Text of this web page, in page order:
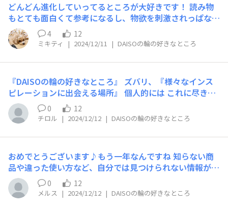
どんどん進化していってるところが大好きです！ 読み物
もとても面白くて参考になるし、物欲を刺激されっぱなし
です。 いろんな方が選ぶダイソーさん商品も拝見でき
て、自分では気づかない商品や知らなかった商品を知れた
り。 何よりいつも事務局の皆さんの温かいコメントが嬉
しい〜！！ これからもずっと投稿させてもらいつつ、参
4 12
ミキティ | 2024/12/11 | DAISOの輪の好きなところ
『DAISOの輪の好きなところ』 ズバリ、『様々なインス
ピレーションに出会える場所』 個人的には これに尽きる
のではないかと。 なかなか普段は目に付きづらい 生活の
知恵 、 オリジナリティ溢れる使い回し方、 創意工夫に富
んだ愛情や熱意が込もった作品 ……etc 毎回毎回 驚きと
感心で目から鱗な投稿ばかりで 良い刺激を受けておりま
は勿論のこと それを形にしてくれるDAISOさんの 沢山の
商品とで作り上げて 積み上げてきたからこそ生まれた こ
こはそんな場所なんだと思います。 最後になりました
が、1周年おめでとうございます。 末席の一員として これ
0 12
チロル | 2024/12/12 | DAISOの輪の好きなところ
おめでとうございます♪もう一年なんですね 知らない商
品や違った使い方など、自分では見つけられない情報がた
くさんあるところが気に入ってます
0 12
メルス | 2024/12/12 | DAISOの輪の好きなところ